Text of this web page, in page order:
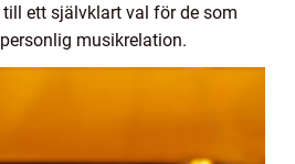
ett självklart val för de som
musikrelation.